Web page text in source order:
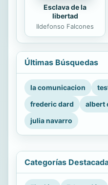
Esclava de la
libertad
Ildefonso Falcones
Últimas Búsquedas
la comunicacion
frederic dard
albert
julia navarro
Categorías